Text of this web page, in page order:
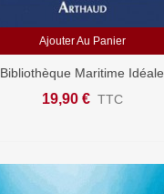
Ajouter Au Panier
Bibliothèque Maritime Idéale
19,90 € TTC